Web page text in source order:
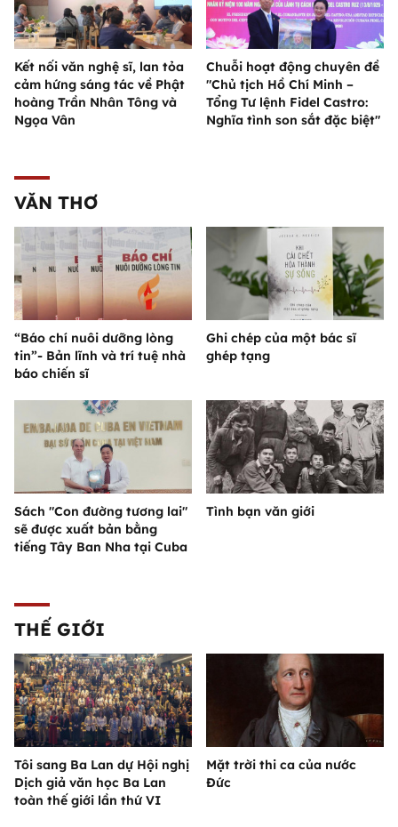
Kết nối văn nghệ sĩ, lan tỏa
cảm hứng sáng tác về Phật
hoàng Trần Nhân Tông và
Ngọa Vân
Chuỗi hoạt động chuyên đề
"Chủ tịch Hồ Chí Minh –
Tổng Tư lệnh Fidel Castro:
Nghĩa tình son sắt đặc biệt"
VĂN THƠ
“Báo chí nuôi dưỡng lòng
tin”- Bản lĩnh và trí tuệ nhà
báo chiến sĩ
Ghi chép của một bác sĩ
ghép tạng
Sách "Con đường tương lai"
sẽ được xuất bản bằng
tiếng Tây Ban Nha tại Cuba
Tình bạn văn giới
THẾ GIỚI
Tôi sang Ba Lan dự Hội nghị
Dịch giả văn học Ba Lan
toàn thế giới lần thứ VI
Mặt trời thi ca của nước
Đức